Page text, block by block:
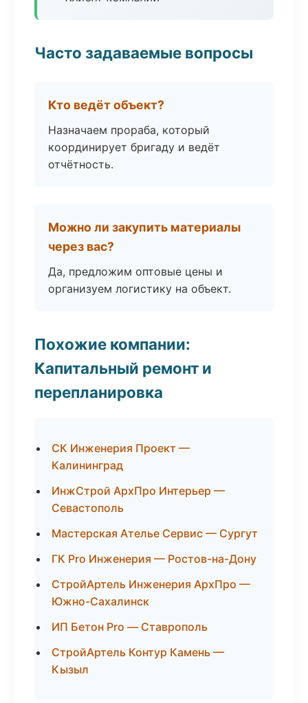
Часто задаваемые вопросы
Кто ведёт объект?
Назначаем прораба, который
координирует бригаду и ведёт
отчётность.
Можно ли закупить материалы
через вас?
Да, предложим оптовые цены и
организуем логистику на объект.
Похожие компании:
Капитальный ремонт и
перепланировка
СК Инженерия Проект —
Калининград
ИнжСтрой АрхПро Интерьер —
Севастополь
Мастерская Ателье Сервис — Сургут
ГК Pro Инженерия — Ростов-на-Дону
СтройАртель Инженерия АрхПро —
Южно-Сахалинск
ИП Бетон Pro — Ставрополь
СтройАртель Контур Камень —
Кызыл